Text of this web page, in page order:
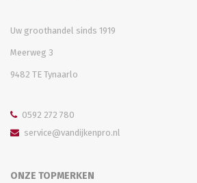
Uw groothandel sinds 1919
Meerweg 3
9482 TE Tynaarlo
0592 272 780
service@vandijkenpro.nl
ONZE TOPMERKEN